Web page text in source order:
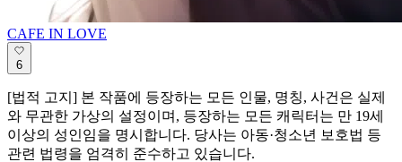
CAFE IN LOVE
6
[법적 고지] 본 작품에 등장하는 모든 인물, 명칭, 사건은 실제
와 무관한 가상의 설정이며, 등장하는 모든 캐릭터는 만 19세
이상의 성인임을 명시합니다. 당사는 아동·청소년 보호법 등
관련 법령을 엄격히 준수하고 있습니다.